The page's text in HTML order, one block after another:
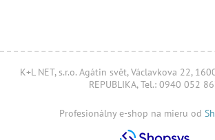
K+L NET, s.r.o. Agátin svět, Václavkova 22,
REPUBLIKA, Tel.: 0940 052
Profesionálny e-shop na mieru od